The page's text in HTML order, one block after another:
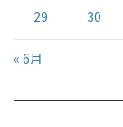
29 30
« 6月